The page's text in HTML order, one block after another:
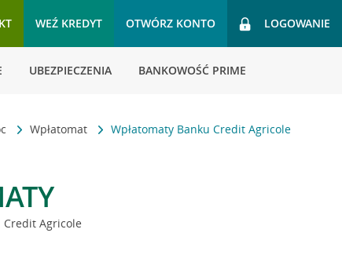
WEŹ KREDYT OTWÓRZ KONTO LOGOWANIE
UBEZPIECZENIA BANKOWOŚĆ PRIME
Wpłatomat Wpłatomaty Banku Credit Agricole
Credit Agricole